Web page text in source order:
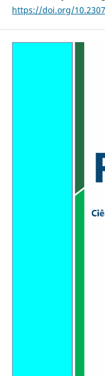
https://doi.org/